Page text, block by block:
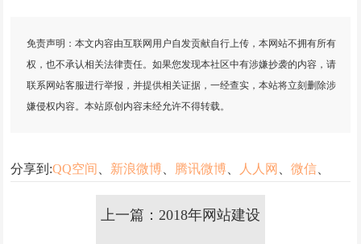
免责声明：本文内容由互联网用户自发贡献自行上传，本网站不拥有所有
权，也不承认相关法律责任。如果您发现本社区中有涉嫌抄袭的内容，请
联系网站客服进行举报，并提供相关证据，一经查实，本站将立刻删除涉
嫌侵权内容。本站原创内容未经允许不得转载。
分享到:QQ空间 新浪微博 腾讯微博 人人网 、微信
上一篇：2018年网站建设